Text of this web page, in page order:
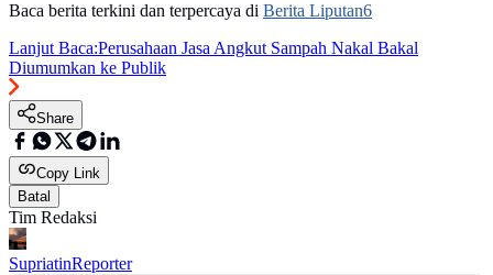
Baca berita terkini dan terpercaya di Berita Liputan6
Lanjut Baca:Perusahaan Jasa Angkut Sampah Nakal Bakal
Diumumkan ke Publik
Share
Copy Link
Batal
Tim Redaksi
SupriatinReporter